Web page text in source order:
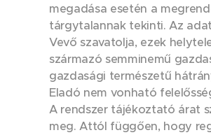
megadása esetén a
tárgytalannak tekinti. Az
Vevő szavatolja, ezek
származó semminemű
gazdasági természetű
Eladó nem vonható
A rendszer tájékoztató árat
meg. Attól függően, hogy